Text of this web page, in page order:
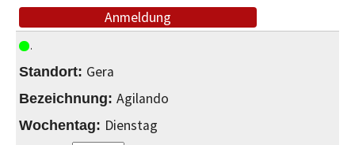
Anmeldung
Gera
Agilando
Dienstag